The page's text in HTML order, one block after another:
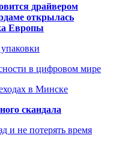
драйвером
открылась
Европы
в цифровом мире
в Минске
скандала
и не потерять время